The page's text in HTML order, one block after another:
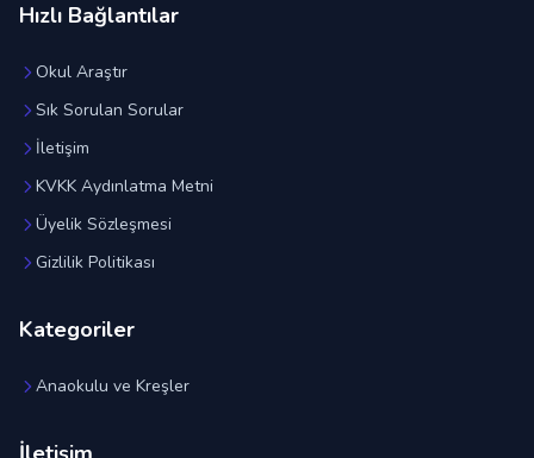
Hızlı Bağlantılar
Okul Araştır
Sık Sorulan Sorular
İletişim
KVKK Aydınlatma Metni
Üyelik Sözleşmesi
Gizlilik Politikası
Kategoriler
Anaokulu ve Kreşler